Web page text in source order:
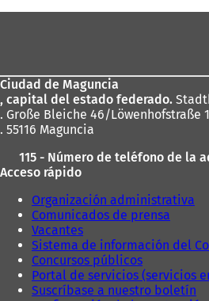
pies
Ciudad de Maguncia
, capital del estado federado.
. Große Bleiche 46/Löwenhofstraße 1
. 55116 Maguncia
115 - Número de teléfono de la
Acceso rápido
Organización administrativa
Comunicados de prensa
Vacantes
Sistema de información del
Concursos públicos
Portal de servicios (servicios
Suscríbase a nuestro boletín